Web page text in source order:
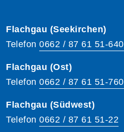
Flachgau (Seekirchen)
Telefon 0662 / 87 61 51-640
Flachgau (Ost)
Telefon 0662 / 87 61 51-760
Flachgau (Südwest)
Telefon 0662 / 87 61 51-22